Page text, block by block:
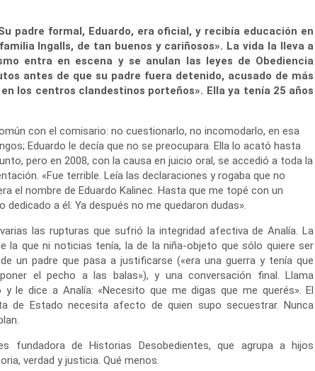
padre formal, Eduardo, era oficial, y recibía educación en
Ingalls, de tan buenos y cariñosos». La vida la lleva a
entra en escena y se anulan las leyes de Obediencia
antes de que su padre fuera detenido, acusado de más
los centros clandestinos porteños». Ella ya tenía 25 años
con el comisario: no cuestionarlo, no incomodarlo, en esa
Eduardo le decía que no se preocupara. Ella lo acató hasta
pero en 2008, con la causa en juicio oral, se accedió a toda la
«Fue terrible. Leía las declaraciones y rogaba que no
el nombre de Eduardo Kalinec. Hasta que me topé con un
dedicado a él. Ya después no me quedaron dudas».
las rupturas que sufrió la integridad afectiva de Analía. La
la que ni noticias tenía, la de la niña-objeto que sólo quiere ser
un padre que pasa a justificarse («era una guerra y tenía que
el pecho a las balas»), y una conversación final. Llama
y le dice a Analía: «Necesito que me digas que me querés». El
de Estado necesita afecto de quien supo secuestrar. Nunca
fundadora de Historias Desobedientes, que agrupa a hijos
verdad y justicia. Qué menos.